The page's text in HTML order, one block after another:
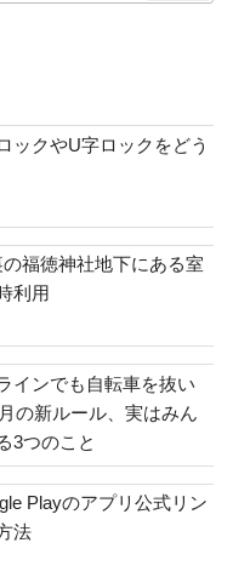
ックやU字ロックをどう
福徳神社地下にある室
利用
インでも自転車を抜い
の新ルール、実はみん
3つのこと
Playのアプリ公式リン
法